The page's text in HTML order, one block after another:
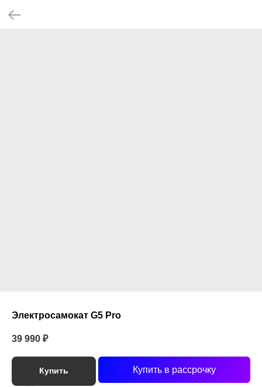
Электросамокат G5 Pro
39 990 ₽
Купить Купить в рассрочку